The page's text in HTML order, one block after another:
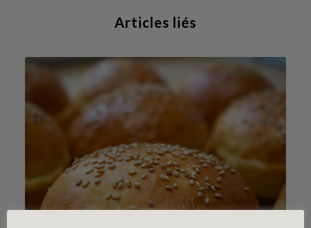
Articles liés